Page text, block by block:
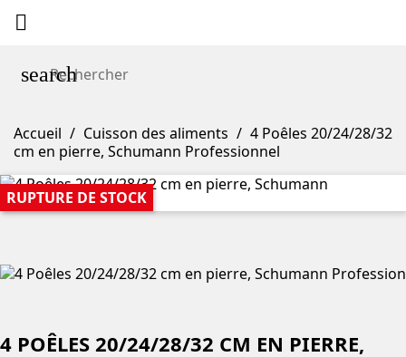

search
Accueil Cuisson des aliments
4 Poêles 20/24/28/32
cm en pierre, Schumann Professionnel
RUPTURE DE STOCK
4 POÊLES 20/24/28/32 CM EN PIERRE,